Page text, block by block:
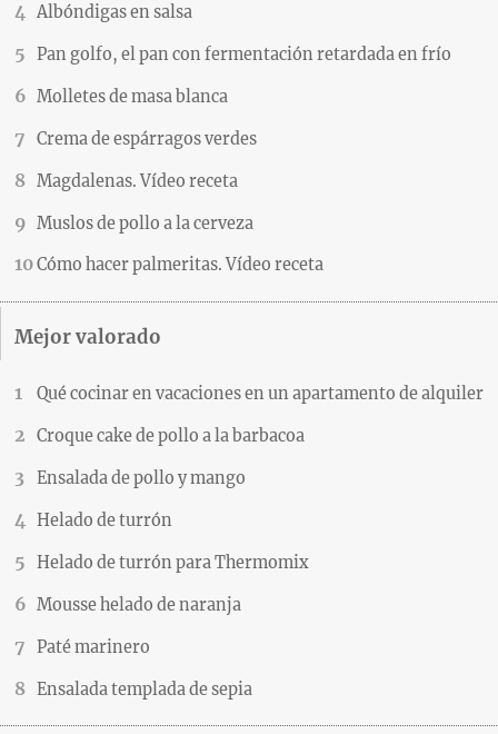
Albóndigas en salsa
Pan golfo, el pan con fermentación retardada en frío
Molletes de masa blanca
Crema de espárragos verdes
Magdalenas. Vídeo receta
Muslos de pollo a la cerveza
Cómo hacer palmeritas. Vídeo receta
Mejor valorado
Qué cocinar en vacaciones en un apartamento de alquiler
Croque cake de pollo a la barbacoa
Ensalada de pollo y mango
Helado de turrón
Helado de turrón para Thermomix
Mousse helado de naranja
Paté marinero
Ensalada templada de sepia